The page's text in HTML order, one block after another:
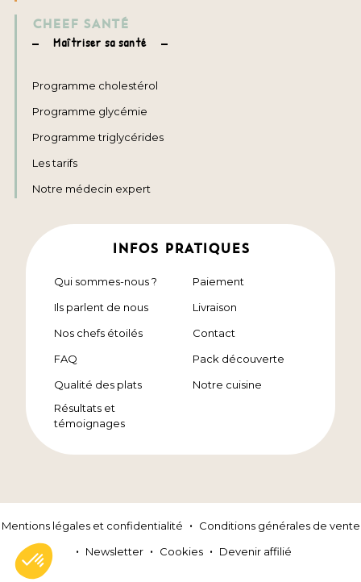
CHEEF SANTÉ
Maîtriser sa santé
Programme cholestérol
Programme glycémie
Programme triglycérides
Les tarifs
Notre médecin expert
INFOS PRATIQUES
Qui sommes-nous ?
Ils parlent de nous
Nos chefs étoilés
FAQ
Qualité des plats
Résultats et
témoignages
Paiement
Livraison
Contact
Pack découverte
Notre cuisine
Mentions légales et confidentialité
Conditions générales de vente
Newsletter
Cookies Devenir affilié